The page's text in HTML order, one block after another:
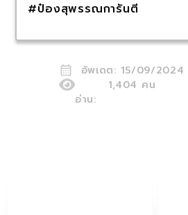
#ป๋องสุพรรณการันตี
อัพเดต: 15/09/2024
อ่าน:
1,404 คน